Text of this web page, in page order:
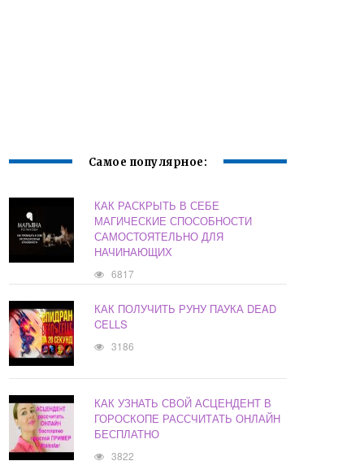
Самое популярное:
КАК РАСКРЫТЬ В СЕБЕ
МАГИЧЕСКИЕ СПОСОБНОСТИ
САМОСТОЯТЕЛЬНО ДЛЯ
НАЧИНАЮЩИХ
6817
КАК ПОЛУЧИТЬ РУНУ ПАУКА DEAD
CELLS
3186
КАК УЗНАТЬ СВОЙ АСЦЕНДЕНТ В
ГОРОСКОПЕ РАССЧИТАТЬ ОНЛАЙН
БЕСПЛАТНО
3822